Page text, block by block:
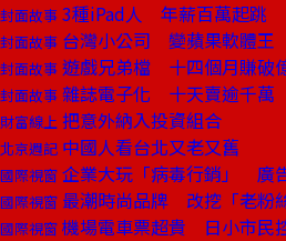
封面故事 3種iPad人 年薪百萬起跳
封面故事 台灣小公司 變蘋果軟體王
封面故事 遊戲兄弟檔 十四個月賺破
封面故事 雜誌電子化 十天賣逾千萬
財富線上 把意外納入投資組合
北京週記 中國人看台北又老又舊
國際視窗 企業大玩「病毒行銷」 廣
國際視窗 最潮時尚品牌 改挖「老粉
國際視窗 機場電車票超貴 日小市民